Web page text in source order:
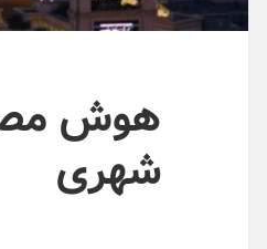
هوش
شهری